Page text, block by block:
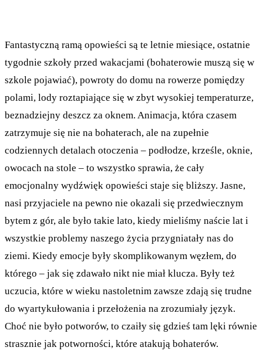
Fantastyczną ramą opowieści są te letnie miesiące, ostatnie
tygodnie szkoły przed wakacjami (bohaterowie muszą się w
szkole pojawiać), powroty do domu na rowerze pomiędzy
polami, lody roztapiające się w zbyt wysokiej temperaturze,
beznadziejny deszcz za oknem. Animacja, która czasem
zatrzymuje się nie na bohaterach, ale na zupełnie
codziennych detalach otoczenia – podłodze, krześle, oknie,
owocach na stole – to wszystko sprawia, że cały
emocjonalny wydźwięk opowieści staje się bliższy. Jasne,
nasi przyjaciele na pewno nie okazali się przedwiecznym
bytem z gór, ale było takie lato, kiedy mieliśmy naście lat i
wszystkie problemy naszego życia przygniatały nas do
ziemi. Kiedy emocje były skomplikowanym węzłem, do
którego – jak się zdawało nikt nie miał klucza. Były też
uczucia, które w wieku nastoletnim zawsze zdają się trudne
do wyartykułowania i przełożenia na zrozumiały język.
Choć nie było potworów, to czaiły się gdzieś tam lęki równie
strasznie jak potworności, które atakują bohaterów.